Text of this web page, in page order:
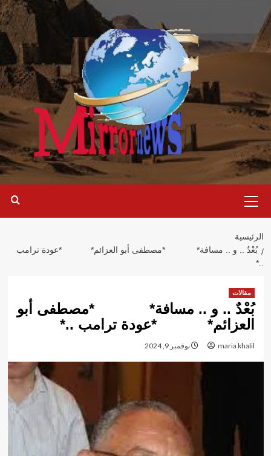
تخطي
إلى
المحتوى
الرئيسية
الرئيسية
بُعْدٌ .. و .. مسافة* *مصطفى أبو العزائم* *عودة ترامب
..*
مقالات
بُعْدٌ .. و .. مسافة* *مصطفى أبو
العزائم* *عودة ترامب ..*
maria khalil نوفمبر 9, 2024